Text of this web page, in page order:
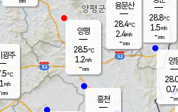
28.8℃
1.5m/s
-mm
양
28.0
0.7
-
광주
℃
m/s
mm
흥천
용문산
28.4℃
2.4m/s
-mm
양평
28.5℃
1.2m/s
-mm